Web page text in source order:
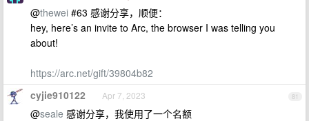
@thewei #63 感谢分享，顺便：
hey, here’s an invite to Arc, the browser I was telling you
about!
https://arc.net/gift/39804b82
81
cyjie910122 Apr 7, 2023
@seale 感谢分享，我使用了一个名额